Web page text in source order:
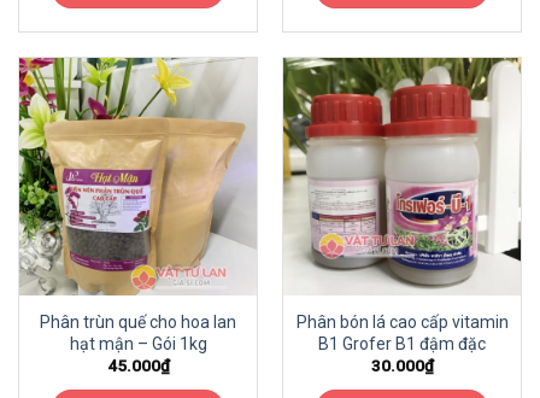
Phân trùn quế cho hoa lan
hạt mận – Gói 1kg
45.000₫
Phân bón lá cao cấp vitamin
B1 Grofer B1 đậm đặc
30.000₫